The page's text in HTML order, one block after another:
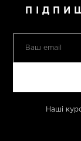
Наші